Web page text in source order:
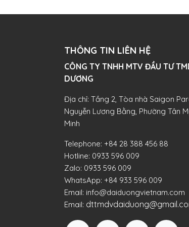
THÔNG TIN LIÊN HỆ
CÔNG TY TNHH MTV ĐẦU TƯ
DƯƠNG​
Địa chỉ: Tầng 2, Tòa nhà Saigon
Nguyễn Lương Bằng, Phường Tân
Minh
Telephone: +84 28 388 456 88
Hotline: 0933 596 009
Zalo: 0933 596 009
WhatsApp: +84 933 596 009
Email: info@daiduongvietnam.com
Email: